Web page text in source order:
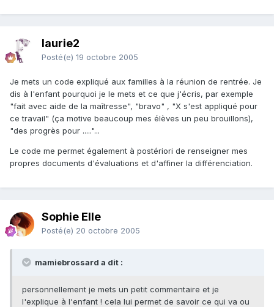
laurie2
Posté(e) 19 octobre 2005
Je mets un code expliqué aux familles à la réunion de rentrée. Je
dis à l'enfant pourquoi je le mets et ce que j'écris, par exemple
"fait avec aide de la maîtresse", "bravo" , "X s'est appliqué pour
ce travail" (ça motive beaucoup mes élèves un peu brouillons),
"des progrès pour ....."...
Le code me permet également à postériori de renseigner mes
propres documents d'évaluations et d'affiner la différenciation.
Sophie Elle
Posté(e) 20 octobre 2005
mamiebrossard a dit :
personnellement je mets un petit commentaire et je
l'explique à l'enfant ! cela lui permet de savoir ce qui va ou